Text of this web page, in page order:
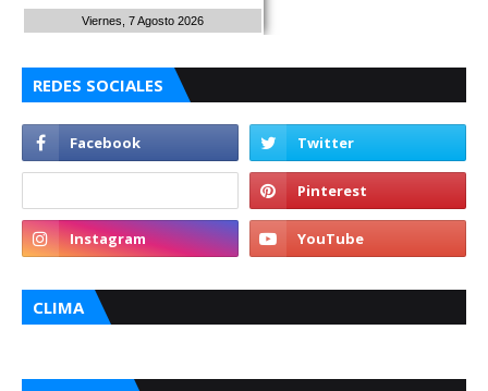
Viernes, 7 Agosto 2026
REDES SOCIALES
CLIMA